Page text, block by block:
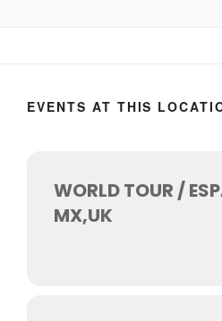
mantenerte actualizado sobre Cuba
EVENTS AT THIS
WORLD TOUR /
MX,UK